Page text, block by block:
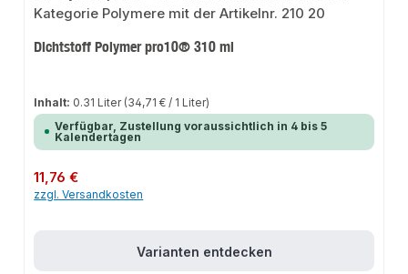
Dichtstoff Polymer pro10® 310 ml
Inhalt: 0.31 Liter (34,71 € / 1 Liter)
Verfügbar, Zustellung voraussichtlich in 4 bis 5
Kalendertagen
Regulärer Preis:
11,76 €
zzgl. Versandkosten
Varianten entdecken